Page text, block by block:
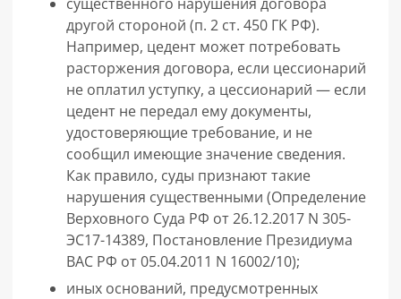
другой стороной (п. 2 ст. 450 ГК РФ).
Например, цедент может потребовать
расторжения договора, если цессионарий
не оплатил уступку, а цессионарий — если
цедент не передал ему документы,
удостоверяющие требование, и не
сообщил имеющие значение сведения.
Как правило, суды признают такие
нарушения существенными (Определение
Верховного Суда РФ от 26.12.2017 N 305-
ЭС17-14389, Постановление Президиума
ВАС РФ от 05.04.2011 N 16002/10);
иных оснований, предусмотренных